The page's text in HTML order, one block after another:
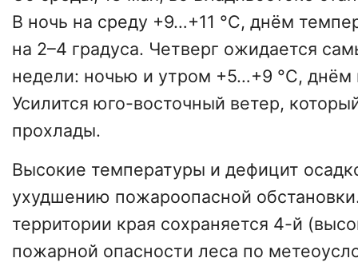
В ночь на среду +9…+11 °С, днём
на 2–4 градуса. Четверг ожидается
недели: ночью и утром +5…+9 °С, днём
Усилится юго-восточный ветер,
прохлады.
Высокие температуры и дефицит
ухудшению пожароопасной
территории края сохраняется 4-й
пожарной опасности леса по